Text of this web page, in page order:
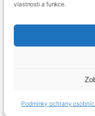
vlastnosti a funkce.
Podmínky ochrany
Obchodní
Podmínky ochrany